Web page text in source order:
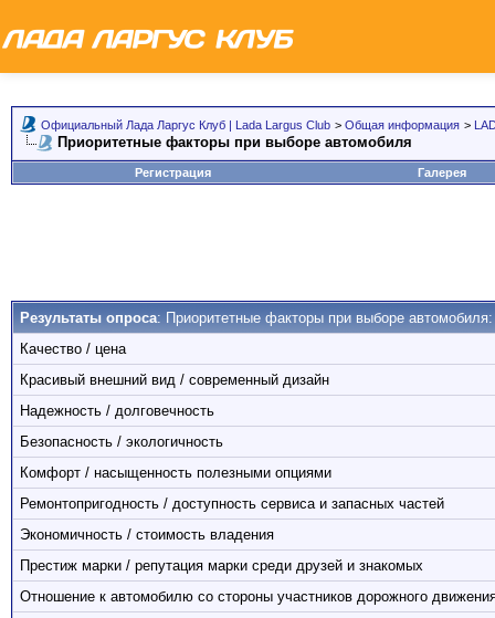
Официальный Лада Ларгус Клуб | Lada Largus Club > Общая информация >
Приоритетные факторы при выборе автомобиля
Регистрация Галерея
Результаты опроса: Приоритетные факторы при выборе автомобиля:
Качество / цена
Красивый внешний вид / современный дизайн
Надежность / долговечность
Безопасность / экологичность
Комфорт / насыщенность полезными опциями
Ремонтопригодность / доступность сервиса и запасных частей
Экономичность / стоимость владения
Престиж марки / репутация марки среди друзей и знакомых
Отношение к автомобилю со стороны участников дорожного